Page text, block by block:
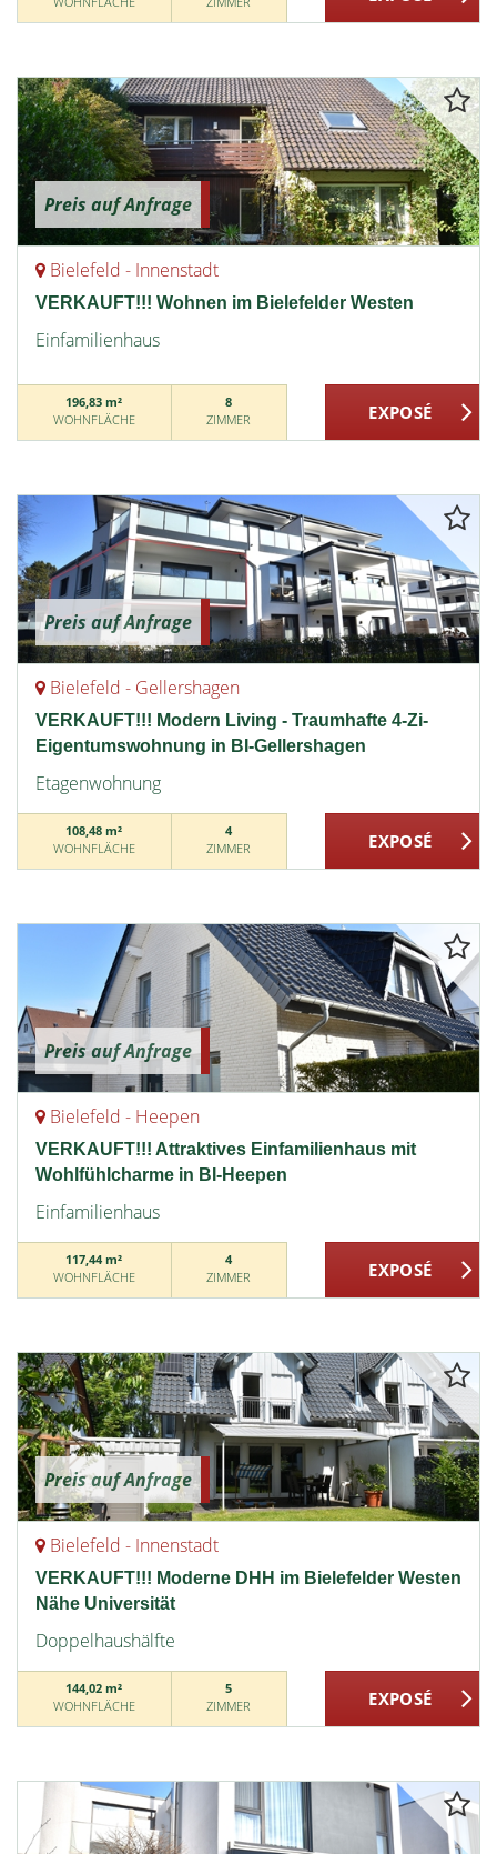
Preis auf Anfrage
Bielefeld - Innenstadt
VERKAUFT!!! Wohnen im Bielefelder Westen
Einfamilienhaus
196,83 m²
WOHNFLÄCHE
8
ZIMMER
Preis auf Anfrage
Bielefeld - Gellershagen
VERKAUFT!!! Modern Living - Traumhafte 4-Zi-
Eigentumswohnung in BI-Gellershagen
Etagenwohnung
108,48 m²
WOHNFLÄCHE
4
ZIMMER
Preis auf Anfrage
Bielefeld - Heepen
VERKAUFT!!! Attraktives Einfamilienhaus mit
Wohlfühlcharme in BI-Heepen
Einfamilienhaus
117,44 m²
WOHNFLÄCHE
4
ZIMMER
Preis auf Anfrage
Bielefeld - Innenstadt
VERKAUFT!!! Moderne DHH im Bielefelder Westen
Nähe Universität
Doppelhaushälfte
144,02 m²
WOHNFLÄCHE
5
ZIMMER